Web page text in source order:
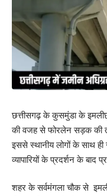
छत्तीसगढ़ के कुसमुंडा के
की वजह से फोरलेन सड़क की
इससे स्थानीय लोगों के साथ ही
व्यापारियों के प्रदर्शन के
शहर के सर्वमंगला चौक से